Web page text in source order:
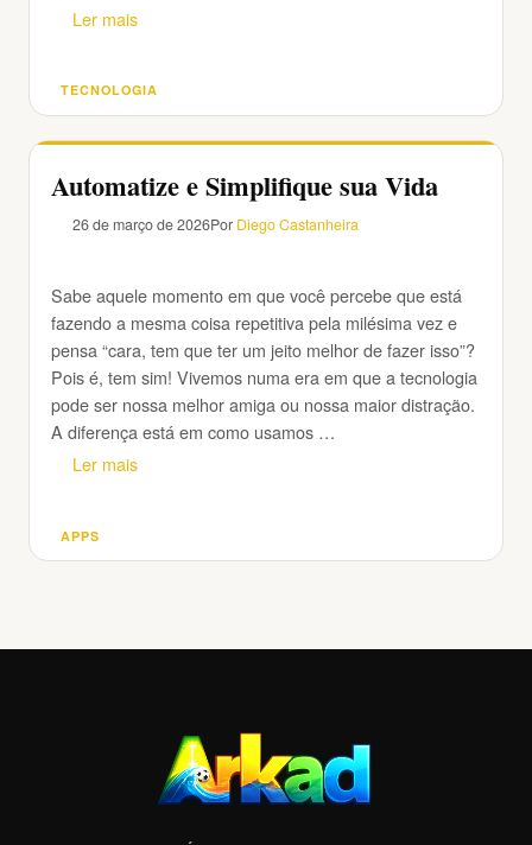
Ler mais
Categorias
TECNOLOGIA
Automatize e Simplifique sua Vida
26 de março de 2026Por Diego Castanheira
Sabe aquele momento em que você percebe que está
fazendo a mesma coisa repetitiva pela milésima vez e
pensa “cara, tem que ter um jeito melhor de fazer isso”?
Pois é, tem sim! Vivemos numa era em que a tecnologia
pode ser nossa melhor amiga ou nossa maior distração.
A diferença está em como usamos …
Ler mais
Categorias
APPS